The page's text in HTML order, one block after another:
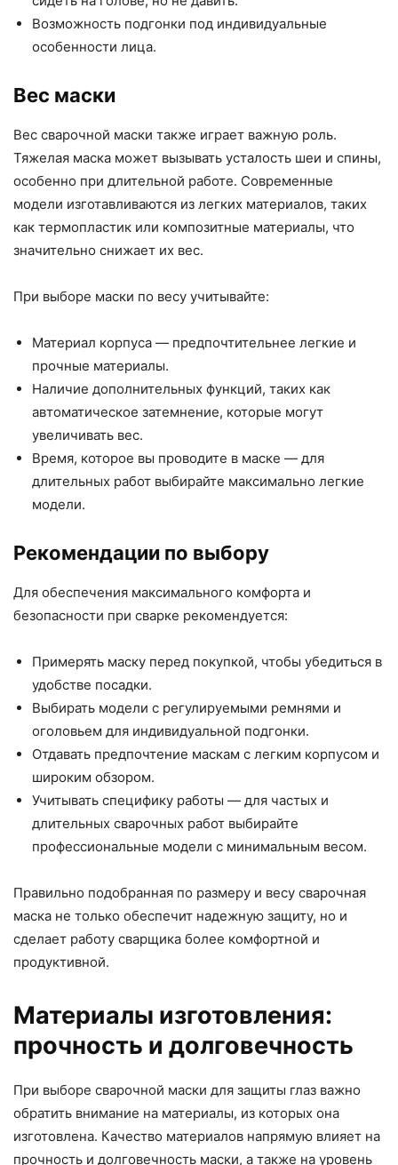
Возможность подгонки под индивидуальные
особенности лица.
Вес маски
Вес сварочной маски также играет важную роль.
Тяжелая маска может вызывать усталость шеи и спины,
особенно при длительной работе. Современные
модели изготавливаются из легких материалов, таких
как термопластик или композитные материалы, что
значительно снижает их вес.
При выборе маски по весу учитывайте:
Материал корпуса — предпочтительнее легкие и
прочные материалы.
Наличие дополнительных функций, таких как
автоматическое затемнение, которые могут
увеличивать вес.
Время, которое вы проводите в маске — для
длительных работ выбирайте максимально легкие
модели.
Рекомендации по выбору
Для обеспечения максимального комфорта и
безопасности при сварке рекомендуется:
Примерять маску перед покупкой, чтобы убедиться в
удобстве посадки.
Выбирать модели с регулируемыми ремнями и
оголовьем для индивидуальной подгонки.
Отдавать предпочтение маскам с легким корпусом и
широким обзором.
Учитывать специфику работы — для частых и
длительных сварочных работ выбирайте
профессиональные модели с минимальным весом.
Правильно подобранная по размеру и весу сварочная
маска не только обеспечит надежную защиту, но и
сделает работу сварщика более комфортной и
продуктивной.
Материалы изготовления:
прочность и долговечность
При выборе сварочной маски для защиты глаз важно
обратить внимание на материалы, из которых она
изготовлена. Качество материалов напрямую влияет на
прочность и долговечность маски, а также на уровень